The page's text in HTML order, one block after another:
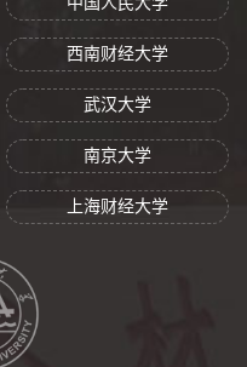
西南财经大学
武汉大学
南京大学
上海财经大学